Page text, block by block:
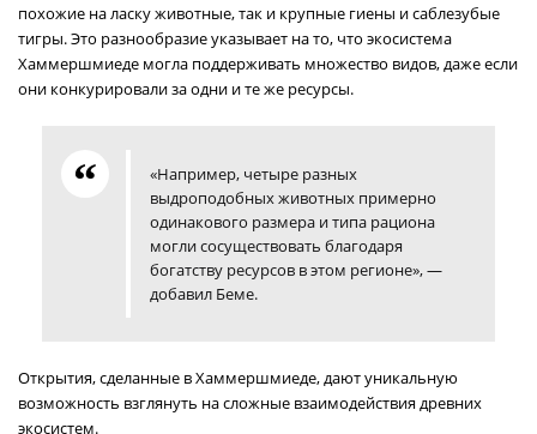
похожие на ласку животные, так и крупные гиены и саблезубые
тигры. Это разнообразие указывает на то, что экосистема
Хаммершмиеде могла поддерживать множество видов, даже если
они конкурировали за одни и те же ресурсы.
«Например, четыре разных
выдроподобных животных примерно
одинакового размера и типа рациона
могли сосуществовать благодаря
богатству ресурсов в этом регионе», —
добавил Беме.
Открытия, сделанные в Хаммершмиеде, дают уникальную
возможность взглянуть на сложные взаимодействия древних
экосистем.